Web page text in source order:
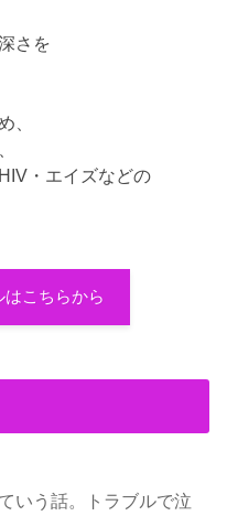
さを
、
・エイズなどの
こちらから
いう話。トラブルで泣